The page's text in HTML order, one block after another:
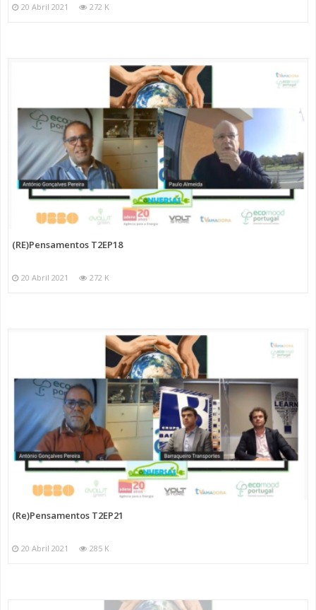
20 Abril 2021 272 K
(RE)Pensamentos T2EP18
20 Abril 2021 272 K
(Re)Pensamentos T2EP21
20 Abril 2021 285 K